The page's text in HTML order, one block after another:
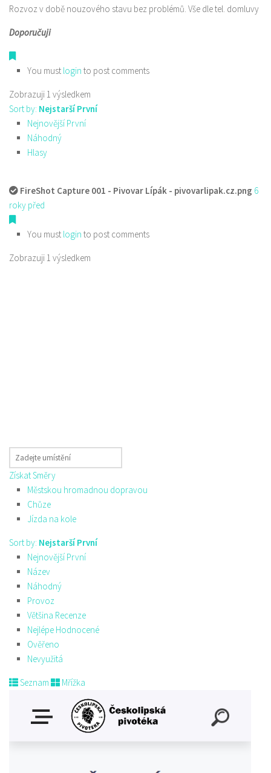
Rozvoz v době nouzového stavu bez problémů. Vše dle tel. domluvy
Doporučuji
You must login to post comments
Zobrazuji 1 výsledkem
Sort by: Nejstarší První
Nejnovější První
Náhodný
Hlasy
FireShot Capture 001 - Pivovar Lípák - pivovarlipak.cz.png 6
roky před
You must login to post comments
Zobrazuji 1 výsledkem
Získat Směry
Městskou hromadnou dopravou
Chůze
Jízda na kole
Sort by: Nejstarší První
Nejnovější První
Název
Náhodný
Provoz
Většina Recenze
Nejlépe Hodnocené
Ověřeno
Nevyužitá
Seznam Mřížka